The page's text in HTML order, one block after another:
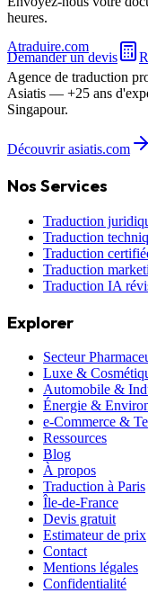
heures.
Demander un devis
Atraduire.com
Agence de traduction
Asiatis — +25 ans
Singapour.
Découvrir asiatis.com
Nos Services
Traduction
Traduction
Traduction
Traduction
Traduction IA
Explorer
Secteur
Luxe &
Automobile &
Énergie &
e-Commerce &
Ressources
Blog
À propos
Traduction à Paris
Île-de-France
Devis gratuit
Estimateur de prix
Contact
Mentions légales
Confidentialité